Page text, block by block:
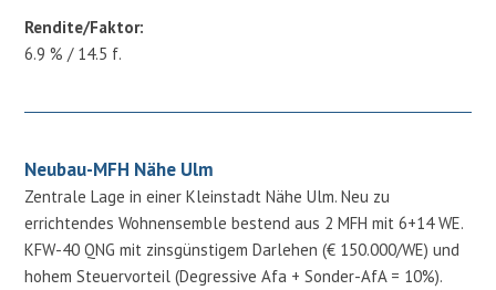
Rendite/Faktor:
6.9 % / 14.5 f.
Neubau-MFH Nähe Ulm
Zentrale Lage in einer Kleinstadt Nähe Ulm. Neu zu
errichtendes Wohnensemble bestend aus 2 MFH mit 6+14 WE.
KFW-40 QNG mit zinsgünstigem Darlehen (€ 150.000/WE) und
hohem Steuervorteil (Degressive Afa + Sonder-AfA = 10%).